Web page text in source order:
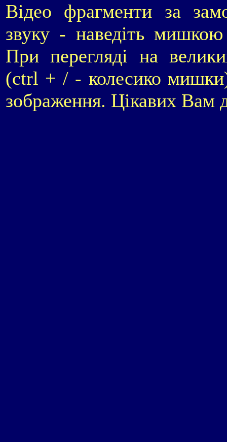
Відео фрагменти за
звуку - наведіть
При перегляді на
(ctrl + / - колесико
зображення. Цікавих Вам